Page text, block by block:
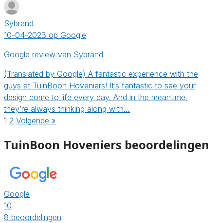
Sybrand
10-04-2023 op Google
Google review van Sybrand
(Translated by Google) A fantastic experience with the
guys at TuinBoon Hoveniers! It’s fantastic to see your
design come to life every day. And in the meantime,
they’re always thinking along with…
1 2 Volgende »
TuinBoon Hoveniers beoordelingen
Google
10
8 beoordelingen